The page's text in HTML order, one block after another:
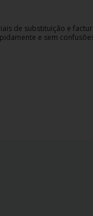
de substituição e
e sem